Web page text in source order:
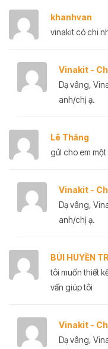
khanhvan
vinakit có chi
Vinakit -
Dạ vâng,
anh/chị ạ.
Lê Thắng
gửi cho em
Vinakit -
Dạ vâng,
anh/chị ạ.
BÙI HUYỀN
tôi muốn thiết
vấn giúp tôi
Vinakit -
Dạ vâng,